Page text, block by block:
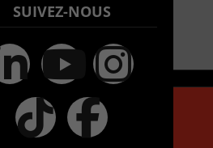
SUIVEZ-NOUS